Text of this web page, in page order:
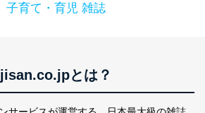
び当社の個人情報保護マネジメントシ
ガジンサービス 個人情報問い合わせ
子育て・育児 雑誌
とは？